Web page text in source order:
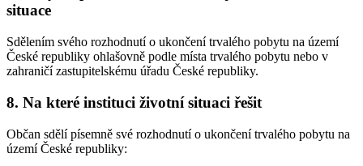
situace
Sdělením svého rozhodnutí o ukončení trvalého pobytu na území
České republiky ohlašovně podle místa trvalého pobytu nebo v
zahraničí zastupitelskému úřadu České republiky.
8. Na které instituci životní situaci řešit
Občan sdělí písemně své rozhodnutí o ukončení trvalého pobytu na
území České republiky: